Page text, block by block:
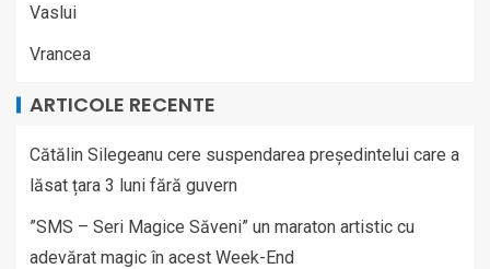
Vaslui
Vrancea
ARTICOLE RECENTE
Cătălin Silegeanu cere suspendarea președintelui care a
lăsat țara 3 luni fără guvern
”SMS – Seri Magice Săveni” un maraton artistic cu
adevărat magic în acest Week-End